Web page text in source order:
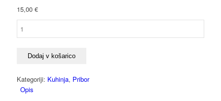
15,00 €
Dodaj v košarico
Kategoriji: Kuhinja, Pribor
Opis